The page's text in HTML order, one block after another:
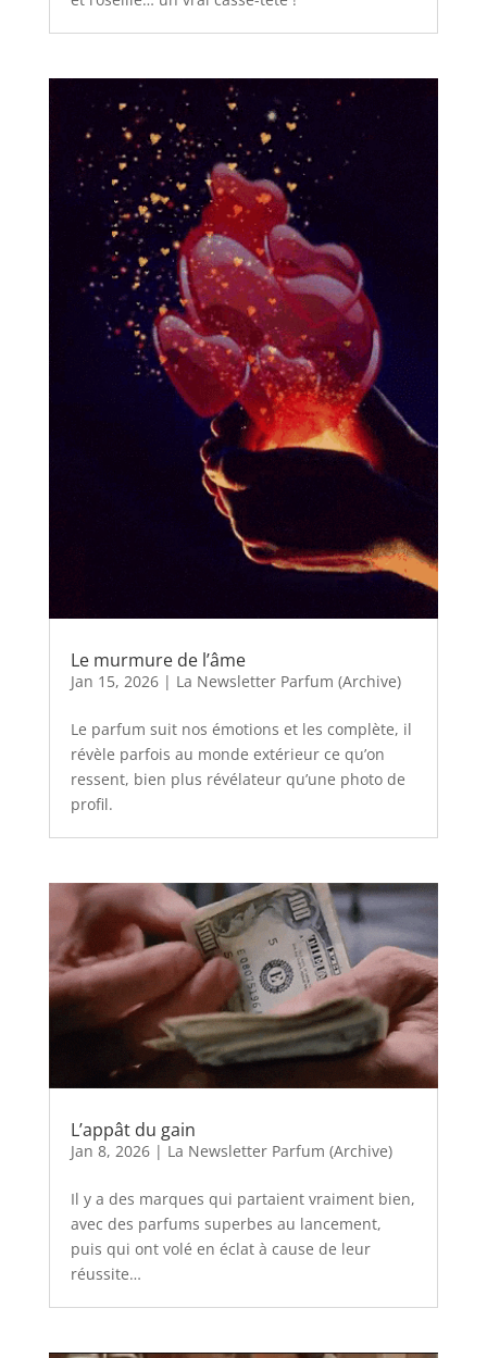
Le murmure de l’âme
Jan 15, 2026| La Newsletter Parfum (Archive)
Le parfum suit nos émotions et les complète, il
révèle parfois au monde extérieur ce qu’on
ressent, bien plus révélateur qu’une photo de
profil.
L’appât du gain
Jan 8, 2026| La Newsletter Parfum (Archive)
Il y a des marques qui partaient vraiment bien,
avec des parfums superbes au lancement,
puis qui ont volé en éclat à cause de leur
réussite…